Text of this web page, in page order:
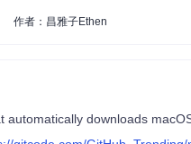
作者：昌雅子Ethen
automatically downloads